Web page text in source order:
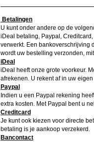
Betalingen
U kunt onder andere op de
iDeal betaling, Paypal,
verwerkt. Een bankoverschrijving
wordt uw bestelling verzonden,
iDeal
iDeal heeft onze grote voorkeur.
afrekenen. U rekent af in uw
Paypal
Indien u een Paypal rekening
extra kosten. Met Paypal bent u
Creditcard
Je kunt ook kiezen voor directe
betaling is je aankoop verzekerd.
Bancontact